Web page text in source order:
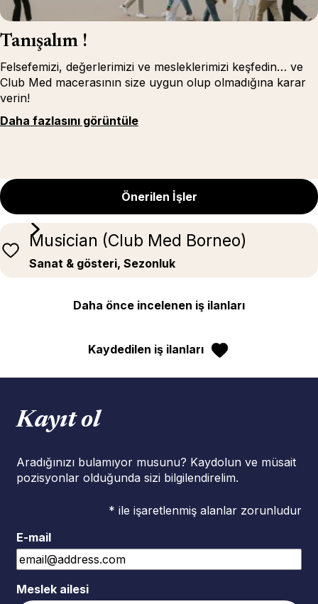
Tanışalım !
Felsefemizi, değerlerimizi ve mesleklerimizi keşfedin… ve
Club Med macerasının size uygun olup olmadığına karar
verin!
Daha fazlasını görüntüle
Önerilen İşler
Musician (Club Med Borneo)
Sanat & gösteri, Sezonluk
Daha önce incelenen iş ilanları
Kaydedilen iş ilanları
Kayıt ol
Aradığınızı bulamıyor musunu? Kaydolun ve müsait
pozisyonlar olduğunda sizi bilgilendirelim.
* ile işaretlenmiş alanlar zorunludur
E-mail
Meslek ailesi